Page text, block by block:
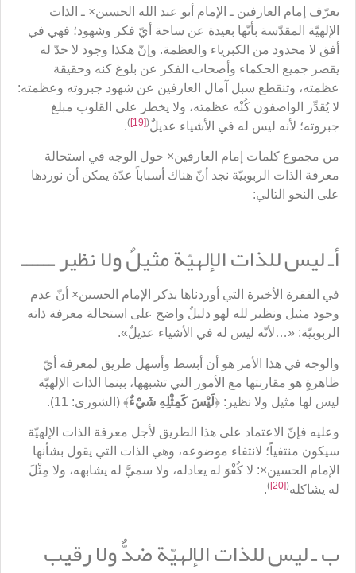
يعرّف إمام العارفين ـ الإمام أبو عبد الله الحسين× ـ الذات
الإلهيّة المقدّسة بأنّها بعيدة عن ساحة أيّ فكر وشهود؛ فهي في
أفق لا محدود من الكبرياء والعظمة. وإنّ هكذا وجود لا حدّ له
يقصر جميع الحكماء وأصحاب الفكر عن بلوغ كنه وحقيقة
عظمته، وتنقطع سبل آمال العارفين عن شهود جبروته وعظمته:
لا يُقدِّر الواصفون كُنْه عظمته، ولا يخطر على القلوب مبلغ
جبروته؛ لأنه ليس له في الأشياء عديلٌ(
[19]
)
.
من مجموع كلمات إمام العارفين× حول الوجه في استحالة
معرفة الذات الربوبيّة نجد أنّ هناك أسباباً عدّة يمكن أن نوردها
على النحو التالي:
أـ ليس للذات الإلهيّة مثيلٌ ولا نظير ــــــ
في الفقرة الأخيرة التي أوردناها يذكر الإمام الحسين× أنّ عدم
وجود مثيل ونظير لله لهو دليلٌ واضح على استحالة معرفة ذاته
الربوبيّة: «…لأنّه ليس له في الأشياء عديلٌ».
والوجه في هذا الأمر هو أن أبسط وأسهل طريق لمعرفة أيّ
ظاهرةٍ هو مقارنتها مع الأمور التي تشبهها، بينما الذات الإلهيّة
ليس لها مثيل ولا نظير: ﴿لَيْسَ كَمِثْلِهِ شَيْءٌ﴾ (الشورى: 11).
وعليه فإنّ الاعتماد على هذا الطريق لأجل معرفة الذات الإلهيّة
سيكون منتفياً؛ لانتفاء موضوعه، وهي الذات التي يقول بشأنها
الإمام الحسين×: لا كُفْوَ له يعادله، ولا سميَّ له يشابهه، ولا مِثْلَ
له يشاكله(
[20]
)
.
ب ـ ليس للذات الإلهيّة ضدٌّ ولا رقيب